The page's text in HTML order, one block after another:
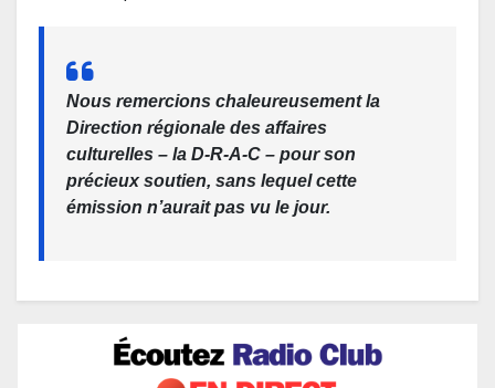
Nous remercions chaleureusement la
Direction régionale des affaires
culturelles – la D-R-A-C – pour son
précieux soutien, sans lequel cette
émission n’aurait pas vu le jour.